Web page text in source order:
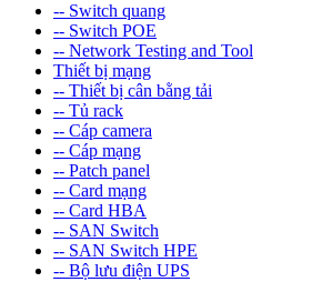
-- Switch quang
-- Switch POE
-- Network Testing and Tool
Thiết bị mạng
-- Thiết bị cân bằng tải
-- Tủ rack
-- Cáp camera
-- Cáp mạng
-- Patch panel
-- Card mạng
-- Card HBA
-- SAN Switch
-- SAN Switch HPE
-- Bộ lưu điện UPS